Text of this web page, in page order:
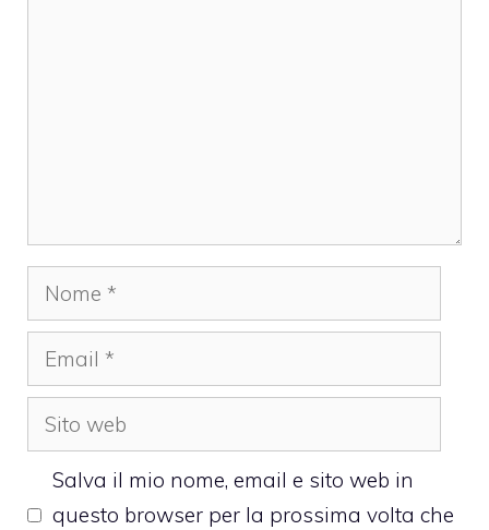
Nome
Email
Sito
web
Salva il mio nome, email e sito web in
questo browser per la prossima volta che